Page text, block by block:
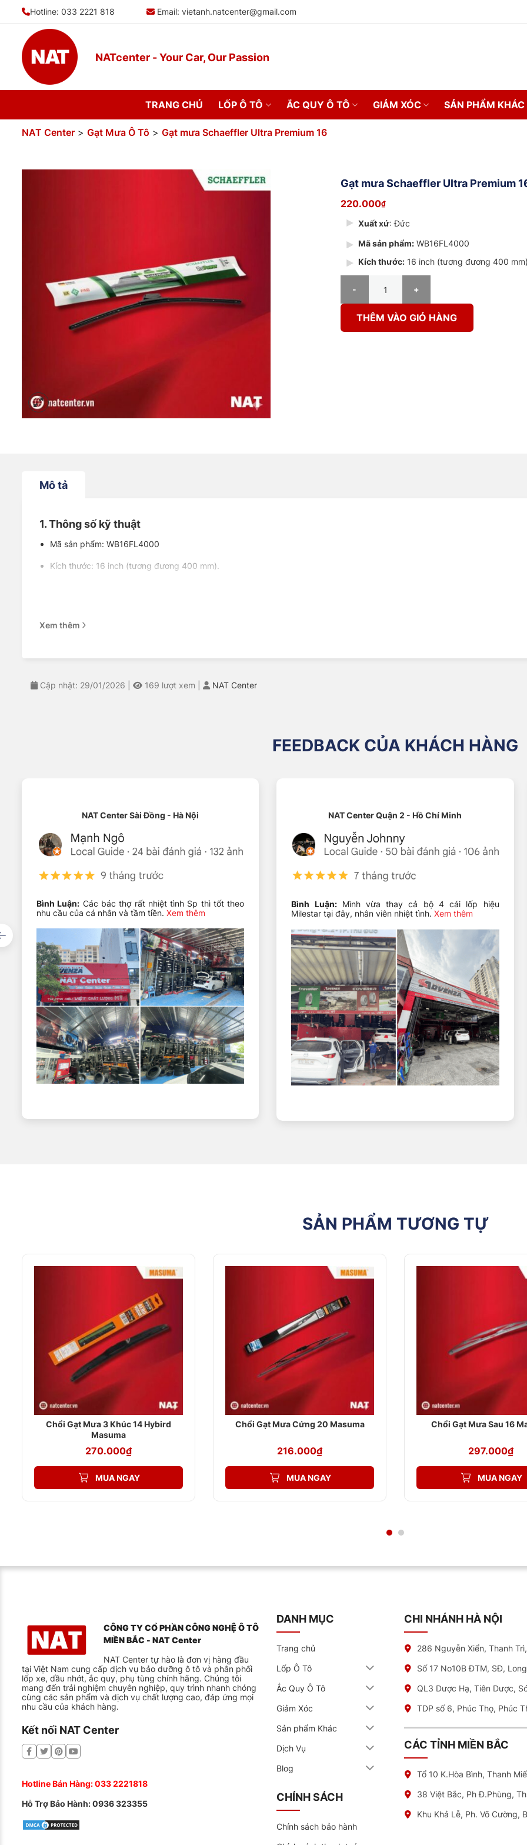
Hotline: 033 2221 818 Email: vietanh.natcenter@gmail.com
NATcenter - Your Car, Our Passion
TRANG CHỦ LỐP Ô TÔ ẮC QUY Ô TÔ GIẢM XÓC SẢN PHẨM KHÁC
NAT Center > Gạt Mưa Ô Tô > Gạt mưa Schaeffler Ultra Premium 16
Gạt mưa Schaeffler Ultra Premium
220.000₫
Xuất xứ: Đức
Mã sản phẩm:WB16FL4000
Kích thước:16 inch (tương đương 400 mm)
THÊM VÀO GIỎ HÀNG
Mô tả
1. Thông số kỹ thuật
Mã sản phẩm: WB16FL4000
Kích thước: 16 inch (tương đương 400 mm).
Lưỡi gạt: Cao su thiên nhiên phủ lớp Graphite Nano.
Vận hành siêu êm: Lớp phủ Graphite Nano giúp lưỡi gạt trượt mượt mà trên mặt kính, triệt tiêu hoàn toàn tiếng rít hoặc hiện
Kích thước 16 inch (400mm) là một trong những kích thước thông dụng nhất cho vị trí gạt bên phụ:
Toyota: Vios (đời mới), Innova (đời mới), Fortuner (đời mới), Corolla Cross, Hilux.
Mitsubishi: Xpander, Triton.
Hyundai: Accent, Grand i10, Creta.
Kia: Cerato/K3, Morning, Seltos.
Mazda: Mazda 2, Mazda 3, CX-5.
Xem thêm
Cập nhật: 29/01/2026 169 lượt xem NAT Center
FEEDBACK CỦA KHÁCH HÀNG
NAT Center Sài Đồng - Hà Nội
Bình Luận: Các bác thợ rất nhiệt tình Sp thì tốt theo
nhu cầu của cá nhân và tầm tiền. Xem thêm
NAT Center Quận 2 - Hồ Chí Minh
Bình Luận:Mình vừa thay cả bộ 4 cái lốp hiệu
Milestar tại đây, nhân viên nhiệt tình.Xem thêm
SẢN PHẨM TƯƠNG TỰ
Chổi Gạt Mưa 3 Khúc 14 Hybird
Masuma
270.000₫
MUA NGAY
Chổi Gạt Mưa Cứng 20 Masuma
216.000₫
MUA NGAY
Chổi Gạt Mưa Sau 16
297.000₫
MUA NGAY
CÔNG TY CỔ PHẦN CÔNG NGHỆ Ô TÔ
MIỀN BẮC - NAT Center
NAT Center tự hào là đơn vị hàng đầu
tại Việt Nam cung cấp dịch vụ bảo dưỡng ô tô và phân phối
lốp xe, dầu nhớt, ắc quy, phụ tùng chính hãng. Chúng tôi
mang đến trải nghiệm chuyên nghiệp, quy trình nhanh chóng
cùng các sản phẩm và dịch vụ chất lượng cao, đáp ứng mọi
nhu cầu của khách hàng.
Kết nối NAT Center
Hotline Bán Hàng:033 2221818
Hỗ Trợ Bảo Hành:0936 323355
DANH MỤC
Trang chủ
Lốp Ô Tô
Ắc Quy Ô Tô
Giảm Xóc
Sản phẩm Khác
Dịch Vụ
Blog
CHÍNH SÁCH
Chính sách bảo hành
CHI NHÁNH HÀ NỘI
286 Nguyễn Xiển, Thanh
Số 17 No10B ĐTM, SĐ,
QL3 Dược Hạ, Tiên Dược,
TDP số 6, Phúc Thọ, Phúc
CÁC TỈNH MIỀN BẮC
Tổ 10 K.Hòa Bình, Thanh
38 Việt Bắc, Ph Đ.Phùng,
Khu Khả Lễ, Ph. Võ Cường,